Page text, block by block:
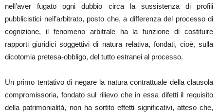
nell’aver fugato ogni dubbio circa la sussistenza di profili
pubblicistici nell’arbitrato, posto che, a differenza del processo di
cognizione, il fenomeno arbitrale ha la funzione di costituire
rapporti giuridici soggettivi di natura relativa, fondati, cioè, sulla
dicotomia pretesa-obbligo, del tutto estranei al processo.
Un primo tentativo di negare la natura contrattuale della clausola
compromissoria, fondato sul rilievo che in essa difetti il requisito
della patrimonialità, non ha sortito effetti significativi, atteso che,